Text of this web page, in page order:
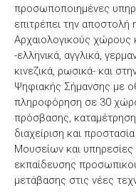
προσωποποιημένες
επιτρέπει την αποστολή
Αρχαιολογικούς
-ελληνικά, αγγλικά,
κινεζικά, ρωσικά- και
Ψηφιακής Σήμανσης με
πληροφόρηση σε 30
πρόσβασης,
διαχείριση και
Μουσείων και
εκπαίδευσης
μετάβασης στις νέες